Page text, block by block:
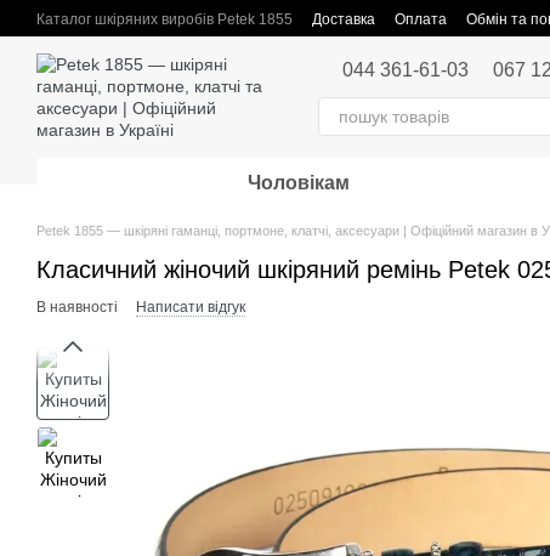
Перейти до основного контенту
Каталог шкіряних виробів Petek 1855 Доставка Оплата Обмін та
044 361-61-03 067
Чоловікам
Petek 1855 — шкіряні гаманці, портмоне, клатчі, аксесуари | Офіційний магазин в
Класичний жіночий шкіряний ремінь Petek
В наявності Написати відгук